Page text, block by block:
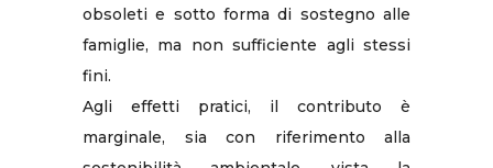
obsoleti e sotto forma di sostegno alle
famiglie, ma non sufficiente agli stessi
fini.
Agli effetti pratici, il contributo è
marginale, sia con riferimento alla